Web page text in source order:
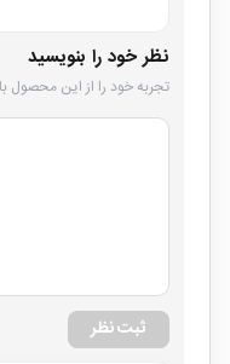
نظر خود را بنویسید
تجربه خود را از این محصول
ثبت نظر